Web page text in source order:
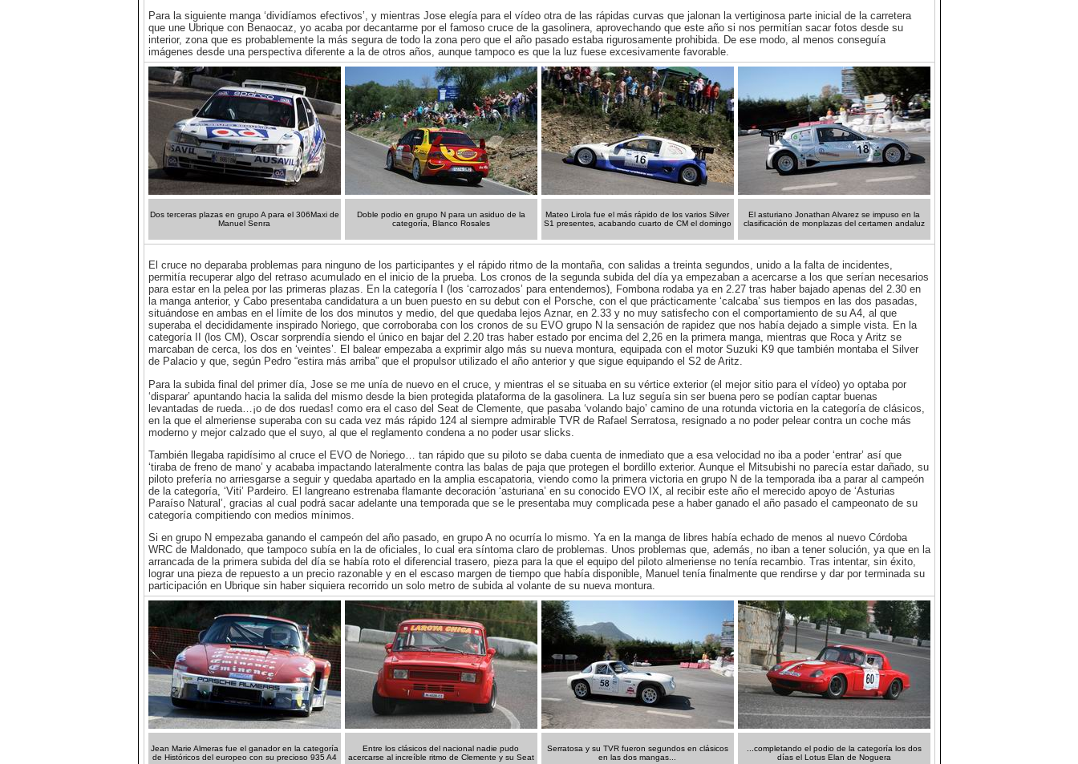
Para la siguiente manga ‘dividíamos efectivos’, y mientras Jose elegía para el vídeo otra de las rápidas curvas que jalonan la vertiginosa parte inicial de la carretera
que une Ubrique con Benaocaz, yo acaba por decantarme por el famoso cruce de la gasolinera, aprovechando que este año si nos permitían sacar fotos desde su
interior, zona que es probablemente la más segura de todo la zona pero que el año pasado estaba rigurosamente prohibida. De ese modo, al menos conseguía
imágenes desde una perspectiva diferente a la de otros años, aunque tampoco es que la luz fuese excesivamente favorable.
Dos terceras plazas en grupo A para el 306Maxi de
Manuel Senra
Doble podio en grupo N para un asiduo de la
categoría, Blanco Rosales
Mateo Lirola fue el más rápido de los varios Silver
S1 presentes, acabando cuarto de CM el domingo
El asturiano Jonathan Alvarez se impuso en la
clasificación de monplazas del certamen andaluz
El cruce no deparaba problemas para ninguno de los participantes y el rápido ritmo de la montaña, con salidas a treinta segundos, unido a la falta de incidentes,
permitía recuperar algo del retraso acumulado en el inicio de la prueba. Los cronos de la segunda subida del día ya empezaban a acercarse a los que serían necesarios
para estar en la pelea por las primeras plazas. En la categoría I (los ‘carrozados’ para entendernos), Fombona rodaba ya en 2.27 tras haber bajado apenas del 2.30 en
la manga anterior, y Cabo presentaba candidatura a un buen puesto en su debut con el Porsche, con el que prácticamente ‘calcaba’ sus tiempos en las dos pasadas,
situándose en ambas en el límite de los dos minutos y medio, del que quedaba lejos Aznar, en 2.33 y no muy satisfecho con el comportamiento de su A4, al que
superaba el decididamente inspirado Noriego, que corroboraba con los cronos de su EVO grupo N la sensación de rapidez que nos había dejado a simple vista. En la
categoría II (los CM), Oscar sorprendía siendo el único en bajar del 2.20 tras haber estado por encima del 2,26 en la primera manga, mientras que Roca y Aritz se
marcaban de cerca, los dos en ‘veintes’. El balear empezaba a exprimir algo más su nueva montura, equipada con el motor Suzuki K9 que también montaba el Silver
de Palacio y que, según Pedro “estira más arriba” que el propulsor utilizado el año anterior y que sigue equipando el S2 de Aritz.
Para la subida final del primer día, Jose se me unía de nuevo en el cruce, y mientras el se situaba en su vértice exterior (el mejor sitio para el vídeo) yo optaba por
‘disparar’ apuntando hacia la salida del mismo desde la bien protegida plataforma de la gasolinera. La luz seguía sin ser buena pero se podían captar buenas
levantadas de rueda…¡o de dos ruedas! como era el caso del Seat de Clemente, que pasaba ‘volando bajo’ camino de una rotunda victoria en la categoría de clásicos,
en la que el almeriense superaba con su cada vez más rápido 124 al siempre admirable TVR de Rafael Serratosa, resignado a no poder pelear contra un coche más
moderno y mejor calzado que el suyo, al que el reglamento condena a no poder usar slicks.
También llegaba rapidísimo al cruce el EVO de Noriego… tan rápido que su piloto se daba cuenta de inmediato que a esa velocidad no iba a poder ‘entrar’ así que
‘tiraba de freno de mano’ y acababa impactando lateralmente contra las balas de paja que protegen el bordillo exterior. Aunque el Mitsubishi no parecía estar dañado, su
piloto prefería no arriesgarse a seguir y quedaba apartado en la amplia escapatoria, viendo como la primera victoria en grupo N de la temporada iba a parar al campeón
de la categoría, ‘Viti’ Pardeiro. El langreano estrenaba flamante decoración ‘asturiana’ en su conocido EVO IX, al recibir este año el merecido apoyo de ‘Asturias
Paraíso Natural’, gracias al cual podrá sacar adelante una temporada que se le presentaba muy complicada pese a haber ganado el año pasado el campeonato de su
categoría compitiendo con medios mínimos.
Si en grupo N empezaba ganando el campeón del año pasado, en grupo A no ocurría lo mismo. Ya en la manga de libres había echado de menos al nuevo Córdoba
WRC de Maldonado, que tampoco subía en la de oficiales, lo cual era síntoma claro de problemas. Unos problemas que, además, no iban a tener solución, ya que en la
arrancada de la primera subida del día se había roto el diferencial trasero, pieza para la que el equipo del piloto almeriense no tenía recambio. Tras intentar, sin éxito,
lograr una pieza de repuesto a un precio razonable y en el escaso margen de tiempo que había disponible, Manuel tenía finalmente que rendirse y dar por terminada su
participación en Ubrique sin haber siquiera recorrido un solo metro de subida al volante de su nueva montura.
Jean Marie Almeras fue el ganador en la categoría
de Históricos del europeo con su precioso 935 A4
Entre los clásicos del nacional nadie pudo
acercarse al increíble ritmo de Clemente y su Seat
Serratosa y su TVR fueron segundos en clásicos
en las dos mangas...
...completando el podio de la categoría los dos
días el Lotus Elan de Noguera